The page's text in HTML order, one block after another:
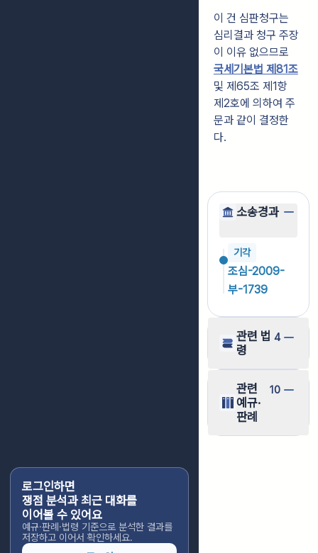
로그인하면
쟁점 분석과 최근 대화를
이어볼 수 있어요
예규·판례·법령 기준으로 분석한 결과를
저장하고 이어서 확인하세요.
이 건 심판청구는
심리결과 청구 주장
이 이유 없으므로
국세기본법 제81조
및 제65조 제1항
제2호에 의하여 주
문과 같이 결정한
다.
소송경과
기각
조심-2009-
부-1739
관련 법
령
4
관련
예규·
판례
10